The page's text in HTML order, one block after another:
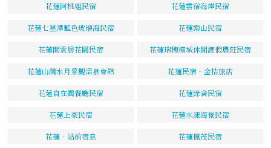
花蓮阿桃姐民宿 花蓮雲宿海岸民宿
花蓮七星潭藍色玻璃海民宿 花蓮樂山民宿
花蓮閒雲居花園民宿 花蓮瑞穗檳城休閒渡假農莊民宿
花蓮山灣水月景觀溫泉會館 花蓮民宿．金桔旅店
花蓮自在園餐廳民宿 花蓮綠舍民宿
花蓮上豪民宿 花蓮水漾海景民宿
花蓮‧站前宿息 花蓮楓茂民宿